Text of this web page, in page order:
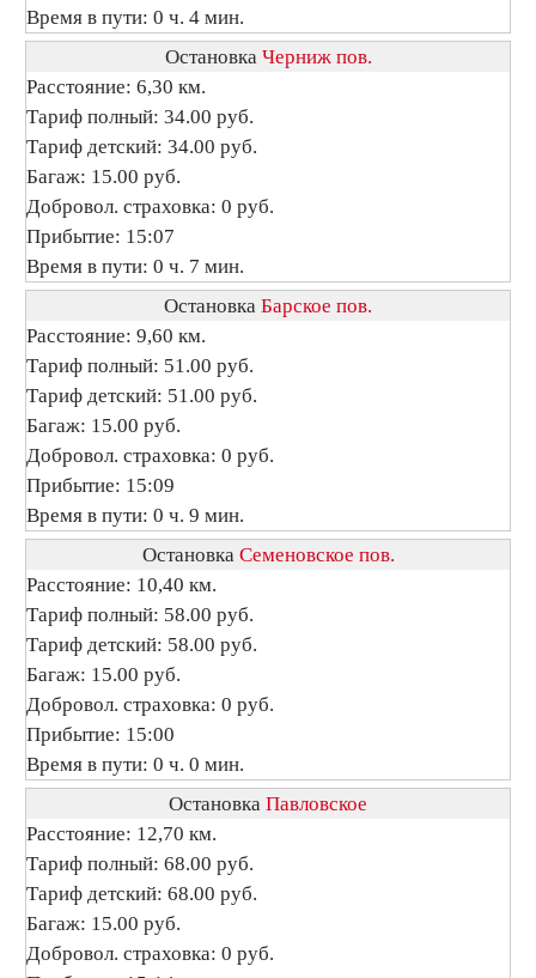
Время в пути: 0 ч. 4 мин.
Остановка Черниж пов.
Расстояние: 6,30 км.
Тариф полный: 34.00 руб.
Тариф детский: 34.00 руб.
Багаж: 15.00 руб.
Добровол. страховка: 0 руб.
Прибытие: 15:07
Время в пути: 0 ч. 7 мин.
Остановка Барское пов.
Расстояние: 9,60 км.
Тариф полный: 51.00 руб.
Тариф детский: 51.00 руб.
Багаж: 15.00 руб.
Добровол. страховка: 0 руб.
Прибытие: 15:09
Время в пути: 0 ч. 9 мин.
Остановка Семеновское пов.
Расстояние: 10,40 км.
Тариф полный: 58.00 руб.
Тариф детский: 58.00 руб.
Багаж: 15.00 руб.
Добровол. страховка: 0 руб.
Прибытие: 15:00
Время в пути: 0 ч. 0 мин.
Остановка Павловское
Расстояние: 12,70 км.
Тариф полный: 68.00 руб.
Тариф детский: 68.00 руб.
Багаж: 15.00 руб.
Добровол. страховка: 0 руб.